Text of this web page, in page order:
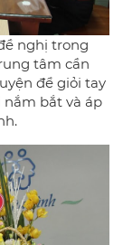
nghị trong
tâm cần
để giỏi tay
bắt và áp